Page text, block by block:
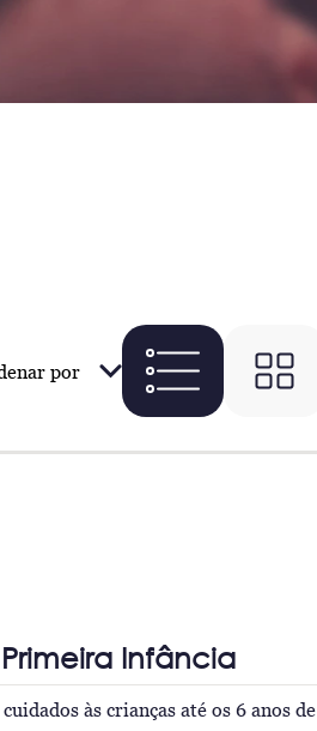
por
Infância
às crianças até os 6 anos de